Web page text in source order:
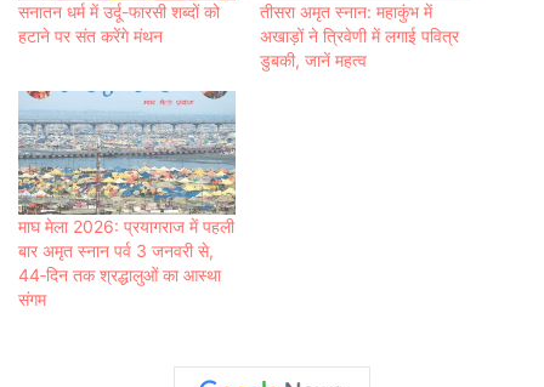
सनातन धर्म में उर्दू-फारसी शब्दों को
हटाने पर संत करेंगे मंथन
तीसरा अमृत स्नान: महाकुंभ में
अखाड़ों ने त्रिवेणी में लगाई पवित्र
डुबकी, जानें महत्व
माघ मेला 2026: प्रयागराज में पहली
बार अमृत स्नान पर्व 3 जनवरी से,
44‑दिन तक श्रद्धालुओं का आस्था
संगम